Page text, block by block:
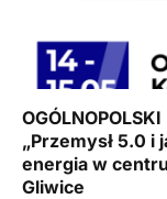
„Przemysł 5.0 i
energia w
Gliwice